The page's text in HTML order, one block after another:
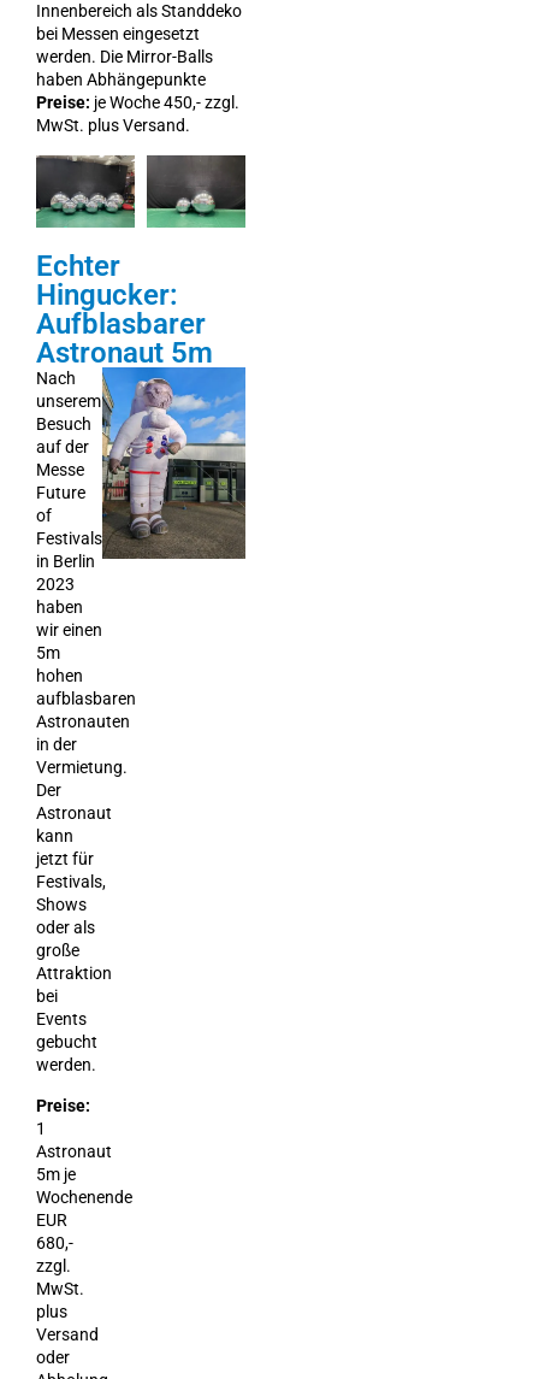
Innenbereich als Standdeko
bei Messen eingesetzt
werden. Die Mirror-Balls
haben Abhängepunkte
Preise: je Woche 450,- zzgl.
MwSt. plus Versand.
Echter
Hingucker:
Aufblasbarer
Astronaut 5m
Nach
unserem
Besuch
auf der
Messe
Future
of
Festivals
in Berlin
2023
haben
wir einen
5m
hohen
aufblasbaren
Astronauten
in der
Vermietung.
Der
Astronaut
kann
jetzt für
Festivals,
Shows
oder als
große
Attraktion
bei
Events
gebucht
werden.
Preise:
1
Astronaut
5m je
Wochenende
EUR
680,-
zzgl.
MwSt.
plus
Versand
oder